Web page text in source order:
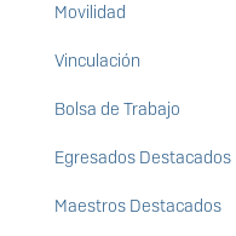
Movilidad
Vinculación
Bolsa de Trabajo
Egresados Destacados
Maestros Destacados